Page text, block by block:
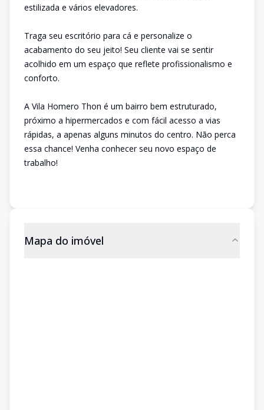
estilizada e vários elevadores.
Traga seu escritório para cá e personalize o
acabamento do seu jeito! Seu cliente vai se sentir
acolhido em um espaço que reflete profissionalismo e
conforto.
A Vila Homero Thon é um bairro bem estruturado,
próximo a hipermercados e com fácil acesso a vias
rápidas, a apenas alguns minutos do centro. Não perca
essa chance! Venha conhecer seu novo espaço de
trabalho!
Mapa do imóvel